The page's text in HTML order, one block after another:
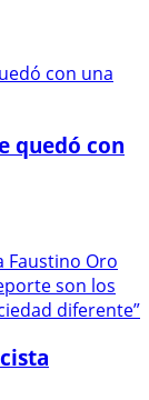
quedó con